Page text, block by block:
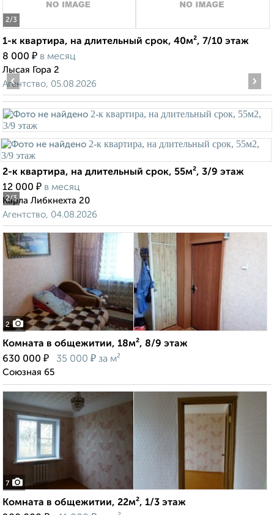
2/3
1-к квартира, на длительный срок, 40м², 7/10 этаж
8 000 ₽ в месяц
Лысая Гора 2
Агентство, 05.08.2026
2/3
‹ ›
2-к квартира, на длительный срок, 55м², 3/9 этаж
12 000 ₽ в месяц
Карла Либкнехта 20
Агентство, 04.08.2026
2
Комната в общежитии, 18м², 8/9 этаж
630 000 ₽ 35 000 ₽ за м²
Союзная 65
7
Комната в общежитии, 22м², 1/3 этаж